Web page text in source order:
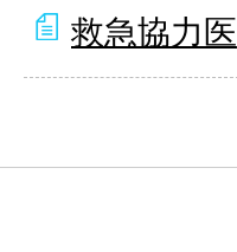
救急協力医